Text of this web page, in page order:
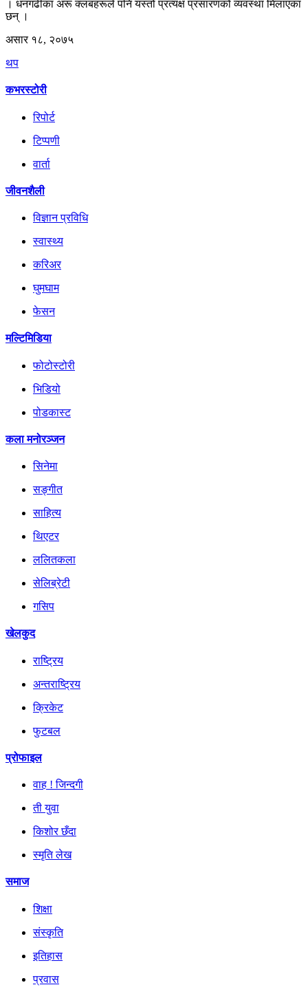
। धनगढीका अरू क्लबहरूले पनि यस्तो प्रत्यक्ष प्रसारणको व्यवस्था मिलाएका
छन् ।
असार १८, २०७५
थप
कभरस्टोरी
रिपोर्ट
टिप्पणी
वार्ता
जीवनशैली
विज्ञान प्रविधि
स्वास्थ्य
करिअर
घुमघाम
फेसन
मल्टिमिडिया
फोटोस्टोरी
भिडियो
पोडकास्ट
कला मनोरञ्जन
सिनेमा
सङ्गीत
साहित्य
थिएटर
ललितकला
सेलिब्रेटी
गसिप
खेलकुद
राष्ट्रिय
अन्तराष्ट्रिय
क्रिकेट
फुटबल
प्रोफाइल
वाह ! जिन्दगी
ती युवा
किशोर छँदा
स्मृति लेख
समाज
शिक्षा
संस्कृति
इतिहास
प्रवास